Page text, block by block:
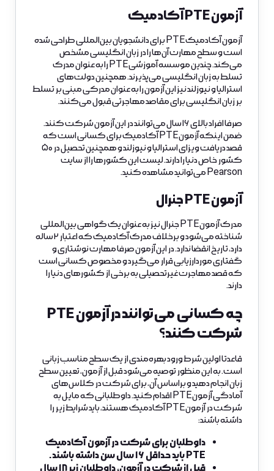
آزمون PTE آکادمیک
آزمون آکادمیک PTE برای دانشجویان بین‌المللی طراحی شده
است و سطح مهارت آن‌ها را در زبان انگلیسی مشخص
می‌کند. چندین موسسه آموزشی PTE را به عنوان مدرک
تسلط به زبان انگلیسی می‌پذیرند. همچنین دولت‌های
استرالیا و نیوزلند نیز این آزمون را به عنوان مدرکی مبنی بر تسلط
بر زبان انگلیسی برای مقاصد مهاجرتی قبول می‌کنند.
صرفا افراد بالای ۱۶ سال می‌توانند در این آزمون شرکت کنند.
ضمن اینکه آزمون PTE آکادمیک برای کسانی است که
قصد دریافت ویزای استرالیا و نیوزلند و همچنین تحصیل در ۵۰
کشور خاص دنیا را دارند. لیست این کشورها را از سایت
Pearson می‌توانید مشاهده کنید.
آزمون PTE جنرال
مدرک آزمون PTE جنرال نیز به عنوان یک گواهی بین‌المللی
شناخته می‌شود و برخلاف مدرک آکادمیک که اعتبار ۲ ساله
دارد، تاریخ انقضا ندارد. در این آزمون صرفا مهارت نوشتاری و
گفتاری موردارزیابی قرار می‌گیرد و مخصوص کسانی است
که قصد مهاجرت غیرتحصیلی به برخی از کشورهای دنیا را
دارند.
چه کسانی می‌توانند در آزمون PTE
شرکت کنند؟
قاعدتا اولین شرط ورود بهره‌مندی از یک سطح مناسب زبانی
است. به این منظور توصیه می‌شود قبل از آزمون، تعیین سطح
زبان انجام دهید و براساس آن، برای شرکت در کلاس‌های
آمادگی آزمون PTE اقدام کنید. داوطلبانی که مایل به
شرکت در آزمون PTE آکادمیک هستند، باید شرایط زیر را
داشته باشند:
داوطلبان برای شرکت در آزمون آکادمیک
PTE باید حداقل ۱۶ سال سن داشته باشند.
قبل از شرکت در آزمون، داوطلبان زیر ۱۸ سال